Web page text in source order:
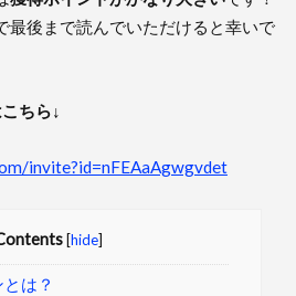
最後まで読んでいただけると幸いで
ちら↓
invite?id=nFEAaAgwgvdet
[hide]
は？